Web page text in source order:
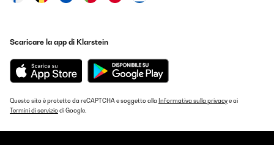
Scaricare la app di Klarstein
Questo sito è protetto da reCAPTCHA e soggetto alla Informativa sulla privacye ai
Termini di serviziodi Google.